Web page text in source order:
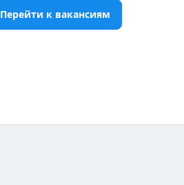
Перейти к вакансиям